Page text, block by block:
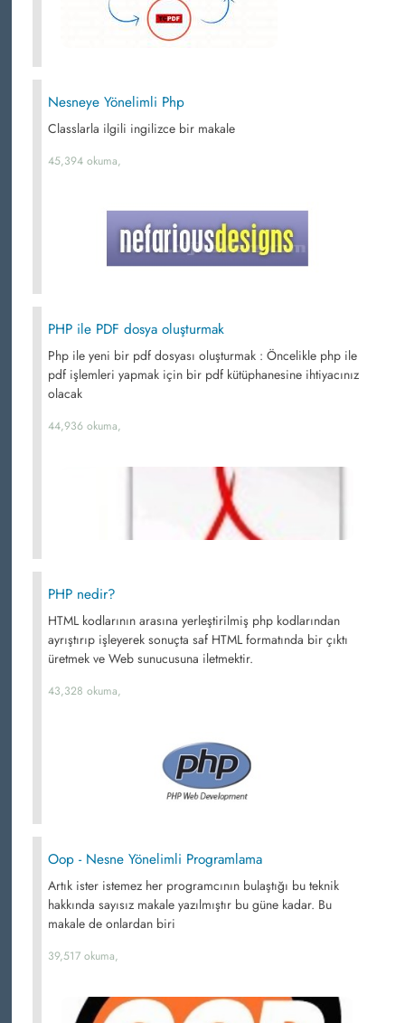
Nesneye Yönelimli Php
Classlarla ilgili ingilizce bir makale
45,394 okuma,
PHP ile PDF dosya oluşturmak
Php ile yeni bir pdf dosyası oluşturmak : Öncelikle php ile
pdf işlemleri yapmak için bir pdf kütüphanesine ihtiyacınız
olacak
44,936 okuma,
PHP nedir?
HTML kodlarının arasına yerleştirilmiş php kodlarından
ayrıştırıp işleyerek sonuçta saf HTML formatında bir çıktı
üretmek ve Web sunucusuna iletmektir.
43,328 okuma,
Oop - Nesne Yönelimli Programlama
Artık ister istemez her programcının bulaştığı bu teknik
hakkında sayısız makale yazılmıştır bu güne kadar. Bu
makale de onlardan biri
39,517 okuma,